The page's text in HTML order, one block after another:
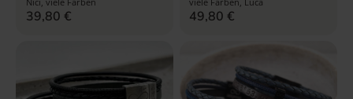
39,80 € 49,80€